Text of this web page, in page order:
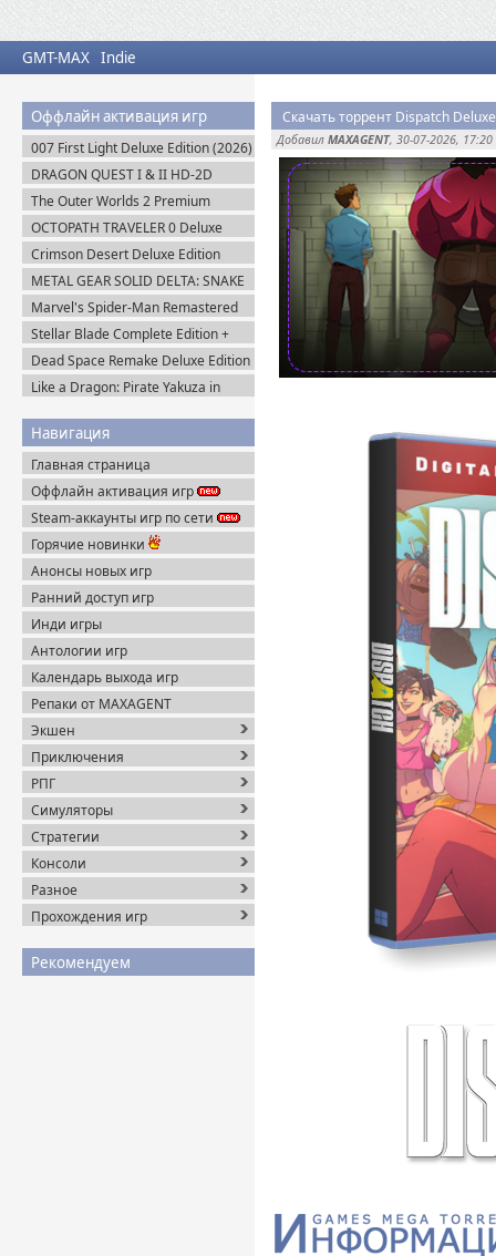
GMT-MAX Indie
Оффлайн активация игр
007 First Light Deluxe Edition (2026)
Пиратка
DRAGON QUEST I & II HD-2D
Remake v.1.0.2.0 + Все DLC (2025)
Пиратка
The Outer Worlds 2 Premium
Edition v.1.2.0.1 (2025) Пиратка
OCTOPATH TRAVELER 0 Deluxe
Edition v.1.0.8 (2025) Portable
Crimson Desert Deluxe Edition
v.1.14.0 (2026) Portable
METAL GEAR SOLID DELTA: SNAKE
EATER v.1.2.4 (2025) Пиратка
Marvel's Spider-Man Remastered
v.4.630.0.0 + Все DLC (2022)
Пиратка
Stellar Blade Complete Edition +
Все DLC (2025) Пиратка
Dead Space Remake Deluxe Edition
(2023) Пиратка
Like a Dragon: Pirate Yakuza in
Навигация
Главная страница
Оффлайн активация игр
Steam-аккаунты игр по сети
Горячие новинки
Анонсы новых игр
Ранний доступ игр
Инди игры
Антологии игр
Календарь выхода игр
Репаки от MAXAGENT
Экшен
Приключения
РПГ
Симуляторы
Стратегии
Консоли
Разное
Прохождения игр
Рекомендуем
Скачать торрент Dispatch
Добавил MAXAGENT, 30-07-2026, 17:20